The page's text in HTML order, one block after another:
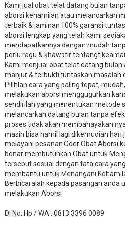
Kami jual obat telat datang bulan
aborsi kehamilan atau melancarkan
terbaik & jaminan 100% garansi
aborsi lengkap yang telah kami
mendapatkannya dengan mudah
perlu ragu & khawatir tentangt
Kami menjual obat telat datang bulan
manjur & terbukti tuntaskan masalah
Pilihlan cara yang paling tepat,
melakukan aborsi menggugurkan
sendirilah yang menentukan metode
melancarkan datang bulan tanpa
proses tidak akan membahayakan
masih bisa hamil lagi dikemudian hari
melayani pesanan Oder Obat Aborsi
benar membutuhkan Obat untuk
tersebut sesuai dengan tata cara
membantu untuk Menangani
Berbicaralah kepada pasangan anda
melakukan Aborsi
Di No. Hp / WA : 0813 3396 0089